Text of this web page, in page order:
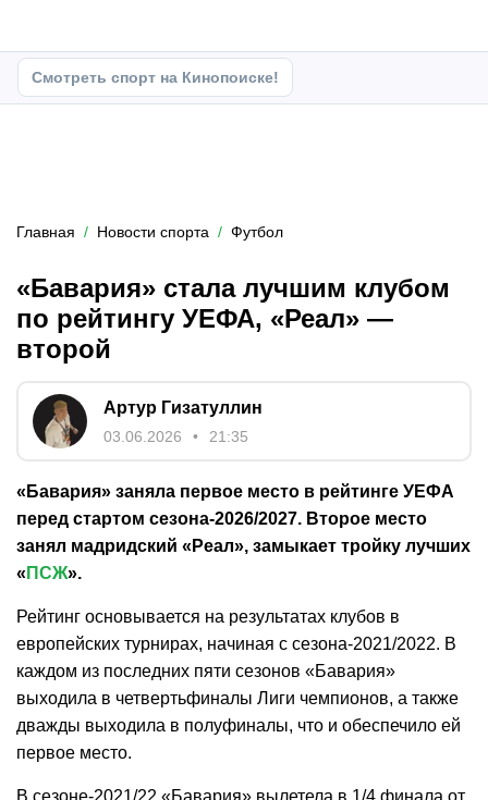
Смотреть спорт на Кинопоиске!
Главная Новости спорта Футбол
«Бавария» стала лучшим клубом
по рейтингу УЕФА, «Реал» —
второй
Артур Гизатуллин
03.06.2026 21:35
«Бавария» заняла первое место в рейтинге УЕФА
перед стартом сезона-2026/2027. Второе место
занял мадридский «Реал», замыкает тройку лучших
« ПСЖ».
Рейтинг основывается на результатах клубов в
европейских турнирах, начиная с сезона-2021/2022. В
каждом из последних пяти сезонов «Бавария»
выходила в четвертьфиналы Лиги чемпионов, а также
дважды выходила в полуфиналы, что и обеспечило ей
первое место.
В сезоне-2021/22 «Бавария» вылетела в 1/4 финала от